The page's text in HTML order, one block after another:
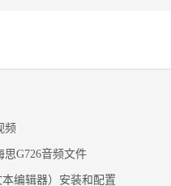
频
思G726音频文件
编辑器）安装和配置